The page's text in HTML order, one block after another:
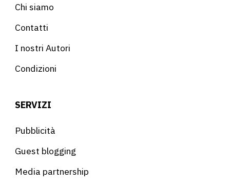
Chi siamo
Contatti
I nostri Autori
Condizioni
SERVIZI
Pubblicità
Guest blogging
Media partnership